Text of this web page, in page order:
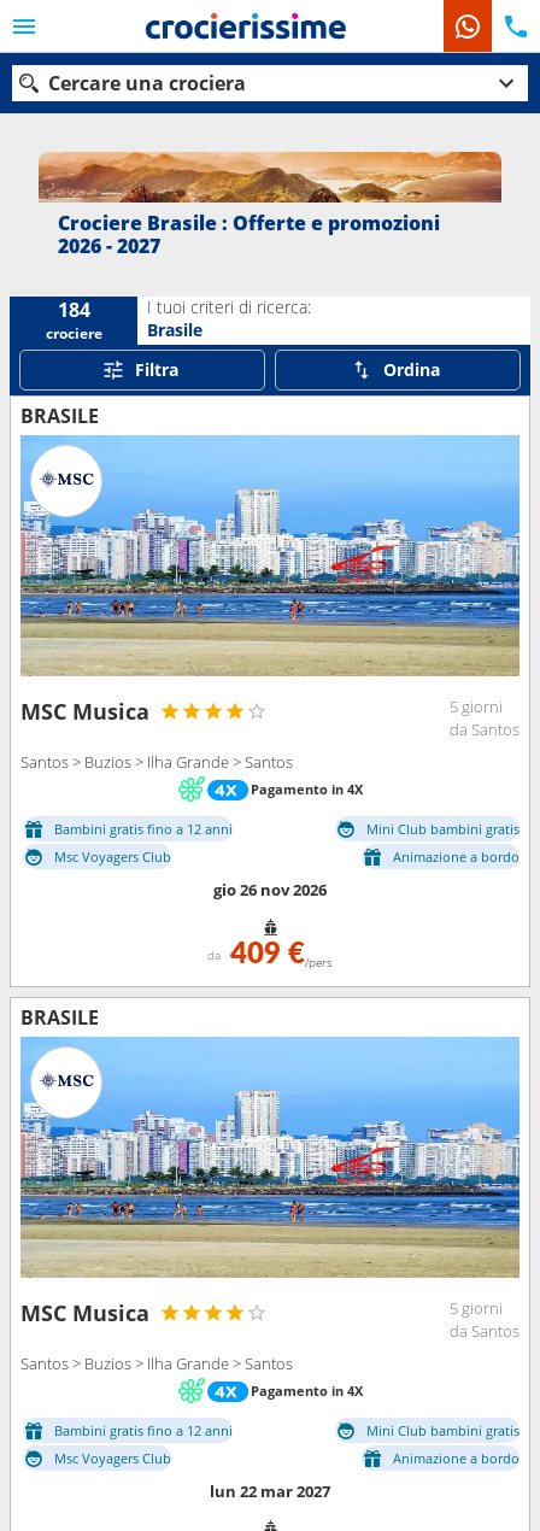
Cercare una crociera
Le nostre destinazioni
Porti
Ricerca
Crociere Brasile : Offerte e promozioni
2026 - 2027
184
crociere
I tuoi criteri di ricerca:
Brasile
Filtra
Ordina
BRASILE
MSC Musica
5 giorni
da Santos
Santos > Buzios > Ilha Grande > Santos
Pagamento in 4X
Bambini gratis fino a 12 anni
Mini Club bambini gratis
Msc Voyagers Club
Animazione a bordo
gio 26 nov 2026
da 409 €/pers
BRASILE
MSC Musica
5 giorni
da Santos
Santos > Buzios > Ilha Grande > Santos
Pagamento in 4X
Bambini gratis fino a 12 anni
Mini Club bambini gratis
Msc Voyagers Club
Animazione a bordo
lun 22 mar 2027